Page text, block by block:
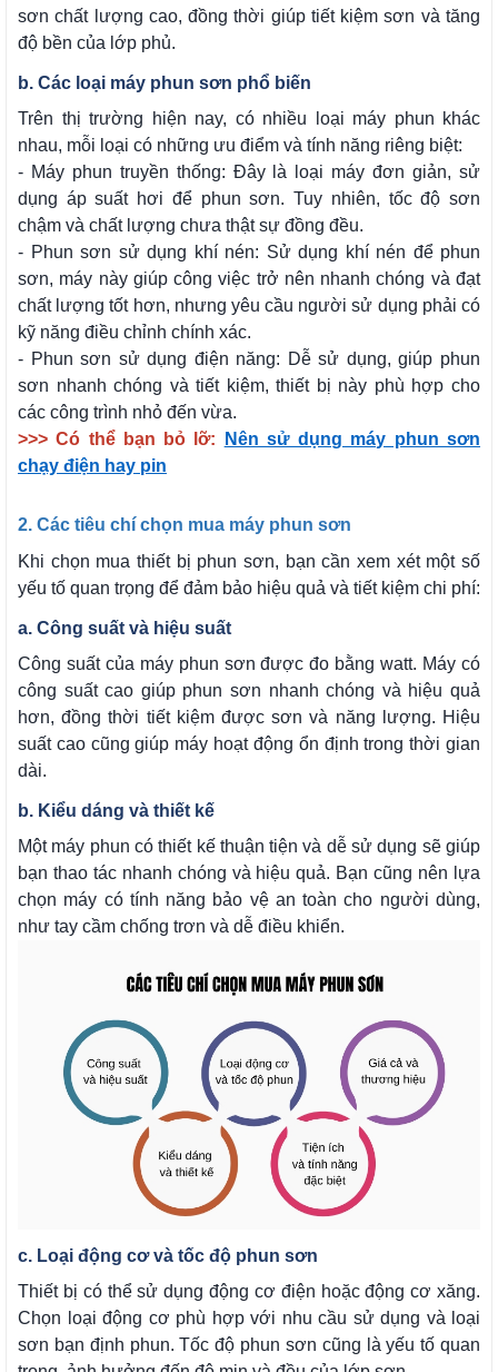
sơn chất lượng cao, đồng thời giúp tiết kiệm sơn và tăng
độ bền của lớp phủ.
b. Các loại máy phun sơn phổ biến
Trên thị trường hiện nay, có nhiều loại máy phun khác
nhau, mỗi loại có những ưu điểm và tính năng riêng biệt:
- Máy phun truyền thống: Đây là loại máy đơn giản, sử
dụng áp suất hơi để phun sơn. Tuy nhiên, tốc độ sơn
chậm và chất lượng chưa thật sự đồng đều.
- Phun sơn sử dụng khí nén: Sử dụng khí nén để phun
sơn, máy này giúp công việc trở nên nhanh chóng và đạt
chất lượng tốt hơn, nhưng yêu cầu người sử dụng phải có
kỹ năng điều chỉnh chính xác.
- Phun sơn sử dụng điện năng: Dễ sử dụng, giúp phun
sơn nhanh chóng và tiết kiệm, thiết bị này phù hợp cho
các công trình nhỏ đến vừa.
>>> Có thể bạn bỏ lỡ:
Nên sử dụng máy phun sơn
chạy điện hay pin
2. Các tiêu chí chọn mua máy phun sơn
Khi chọn mua thiết bị phun sơn, bạn cần xem xét một số
yếu tố quan trọng để đảm bảo hiệu quả và tiết kiệm chi phí:
a. Công suất và hiệu suất
Công suất của máy phun sơn được đo bằng watt. Máy có
công suất cao giúp phun sơn nhanh chóng và hiệu quả
hơn, đồng thời tiết kiệm được sơn và năng lượng. Hiệu
suất cao cũng giúp máy hoạt động ổn định trong thời gian
dài.
b. Kiểu dáng và thiết kế
Một máy phun có thiết kế thuận tiện và dễ sử dụng sẽ giúp
bạn thao tác nhanh chóng và hiệu quả. Bạn cũng nên lựa
chọn máy có tính năng bảo vệ an toàn cho người dùng,
như tay cầm chống trơn và dễ điều khiển.
c. Loại động cơ và tốc độ phun sơn
Thiết bị có thể sử dụng động cơ điện hoặc động cơ xăng.
Chọn loại động cơ phù hợp với nhu cầu sử dụng và loại
sơn bạn định phun. Tốc độ phun sơn cũng là yếu tố quan